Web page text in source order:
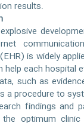
results.
is widely
help each hospital
such as
a procedure to
findings and
optimum